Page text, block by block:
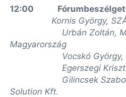
12:00
Kornis György,
Urbán Zoltán,
Magyarország
Vocskó György, INU
Egerszegi Krisztián,
Gilincsek Szabolcs,
Solution Kft.